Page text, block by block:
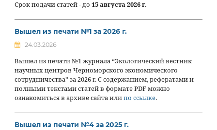
Срок подачи статей - до 15 августа 2026 г.
Вышел из печати №1 за 2026 г.
24.03.2026
Вышел из печати №1 журнала “Экологический вестник
научных центров Черноморского экономического
сотрудничества” за 2026 г. С содержанием, рефератами и
полными текстами статей в формате PDF можно
ознакомиться в архиве сайта илипо ссылке.
Вышел из печати №4 за 2025 г.